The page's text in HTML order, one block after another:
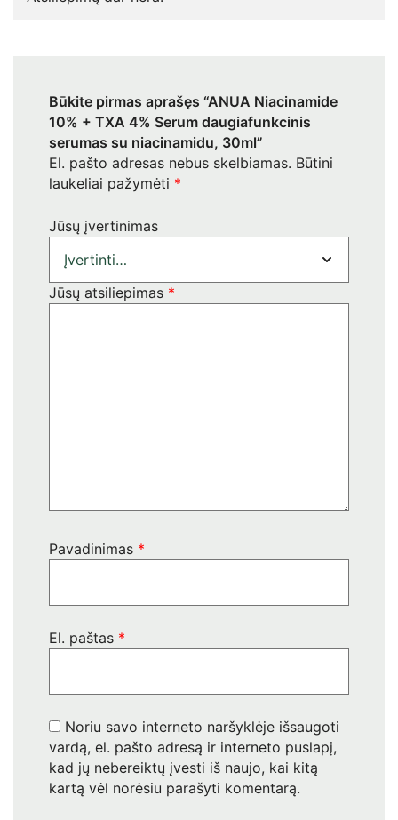
Būkite pirmas aprašęs “ANUA Niacinamide
10% + TXA 4% Serum daugiafunkcinis
serumas su niacinamidu, 30ml”
El. pašto adresas nebus skelbiamas. Būtini
laukeliai pažymėti *
Jūsų įvertinimas
Jūsų atsiliepimas *
Pavadinimas *
El. paštas *
Noriu savo interneto naršyklėje išsaugoti
vardą, el. pašto adresą ir interneto puslapį,
kad jų nebereiktų įvesti iš naujo, kai kitą
kartą vėl norėsiu parašyti komentarą.